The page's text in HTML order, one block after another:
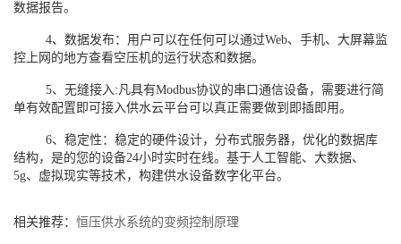
数据报告。
4、数据发布：用户可以在任何可以通过Web、手机、大屏幕监
控上网的地方查看空压机的运行状态和数据。
5、无缝接入:凡具有Modbus协议的串口通信设备，需要进行简
单有效配置即可接入供水云平台可以真正需要做到即插即用。
6、稳定性：稳定的硬件设计，分布式服务器，优化的数据库
结构，是的您的设备24小时实时在线。基于人工智能、大数据、
5g、虚拟现实等技术，构建供水设备数字化平台。
相关推荐： 恒压供水系统的变频控制原理